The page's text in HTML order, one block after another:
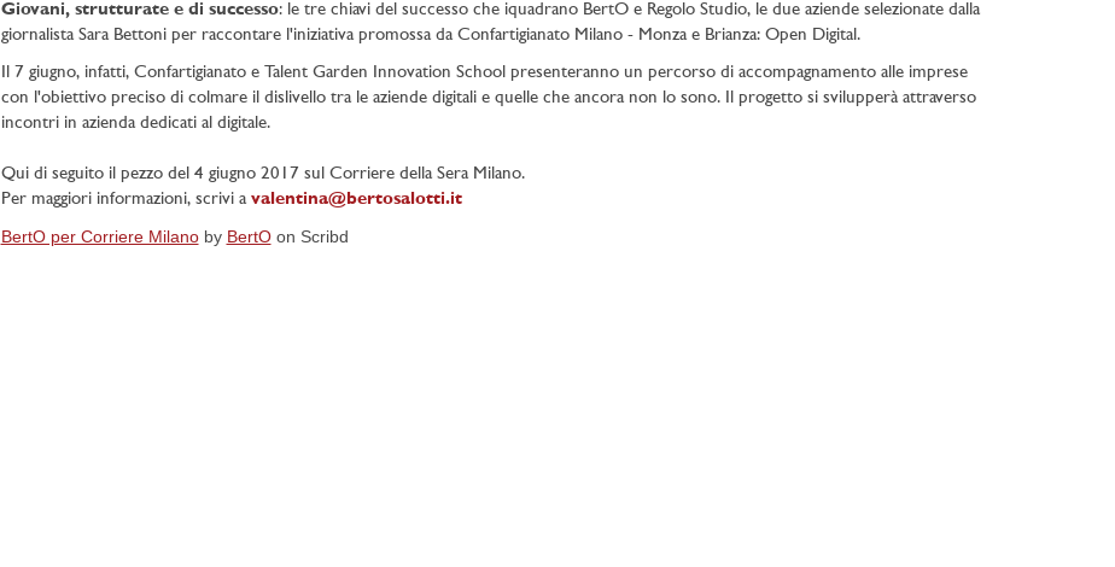
Giovani, strutturate e di successo: le tre chiavi del successo che iquadrano BertO e Regolo Studio, le due aziende selezionate dalla
giornalista Sara Bettoni per raccontare l'iniziativa promossa da Confartigianato Milano - Monza e Brianza: Open Digital.
Il 7 giugno, infatti, Confartigianato e Talent Garden Innovation School presenteranno un percorso di accompagnamento alle imprese
con l'obiettivo preciso di colmare il dislivello tra le aziende digitali e quelle che ancora non lo sono. Il progetto si svilupperà attraverso
incontri in azienda dedicati al digitale.
Qui di seguito il pezzo del 4 giugno 2017 sul Corriere della Sera Milano.
Per maggiori informazioni, scrivi a valentina@bertosalotti.it
BertO per Corriere Milanoby BertOon Scribd